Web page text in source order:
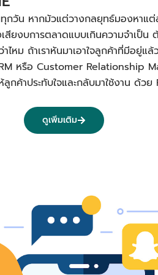
กวัน หากมัวแต่วางกลยุทธ์มองหาแต่
เสียงบการตลาดแบบเกินความจำเป็
ไหม ถ้าเราหันมาเอาใจลูกค้าที่มีอยู่แ
หรือ Customer Relationship
กค้าประทับใจและกลับมาใช้งาน ด้วย
ดูเพิ่มเติม